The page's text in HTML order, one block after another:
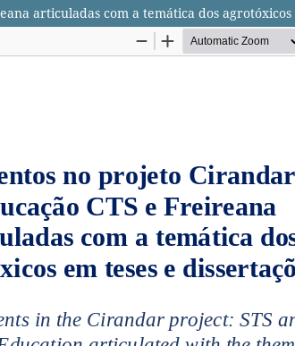
articuladas com a temática dos agrotóxicos